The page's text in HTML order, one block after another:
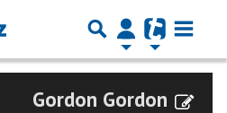
Gordon Gordon